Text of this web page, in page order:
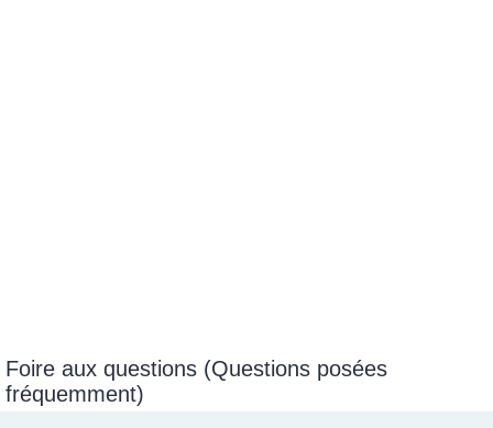
Foire aux questions (Questions posées
fréquemment)